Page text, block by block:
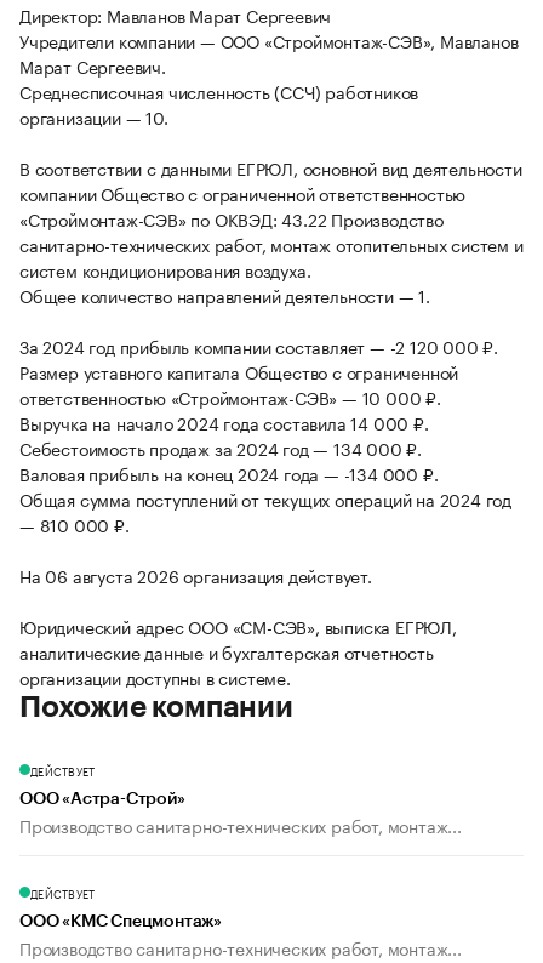
Директор: Мавланов Марат Сергеевич
Учредители компании — ООО «Строймонтаж-СЭВ», Мавланов
Марат Сергеевич.
Среднесписочная численность (ССЧ) работников
организации — 10.
В соответствии с данными ЕГРЮЛ, основной вид деятельности
компании Общество с ограниченной ответственностью
«Строймонтаж-СЭВ» по ОКВЭД: 43.22 Производство
санитарно-технических работ, монтаж отопительных систем и
систем кондиционирования воздуха.
Общее количество направлений деятельности — 1.
За 2024 год прибыль компании составляет — -2 120 000 ₽.
Размер уставного капитала Общество с ограниченной
ответственностью «Строймонтаж-СЭВ» — 10 000 ₽.
Выручка на начало 2024 года составила 14 000 ₽.
Себестоимость продаж за 2024 год — 134 000 ₽.
Валовая прибыль на конец 2024 года — -134 000 ₽.
Общая сумма поступлений от текущих операций на 2024 год
— 810 000 ₽.
На 06 августа 2026 организация действует.
Юридический адрес ООО «СМ-СЭВ», выписка ЕГРЮЛ,
аналитические данные и бухгалтерская отчетность
организации доступны в системе.
Похожие компании
ДЕЙСТВУЕТ
ООО «Астра-Строй»
Производство санитарно-технических работ, монтаж...
ДЕЙСТВУЕТ
ООО «КМС Спецмонтаж»
Производство санитарно-технических работ, монтаж...